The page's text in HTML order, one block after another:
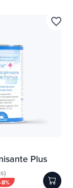
Plus
-8%
favorite_border